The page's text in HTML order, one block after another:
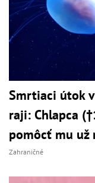
Smrtiaci útok
raji: Chlapca
pomôcť mu už
Zahraničné